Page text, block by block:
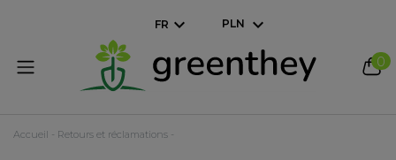
FR PLN
0
Accueil Retours et réclamations